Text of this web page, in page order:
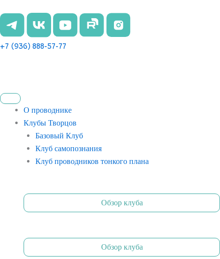
к
содержимому
+7 (936) 888-57-77
О проводнике
Клубы Творцов
Базовый Клуб
Клуб самопознания
Клуб проводников тонкого плана
Обзор клуба
Обзор клуба